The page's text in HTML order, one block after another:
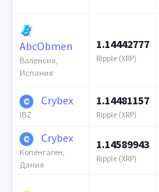
AbcObmen
Валенсия,
Испания
1.14442777
Ripple (XRP)
Crybex
IBZ
1.14481157
Ripple (XRP)
Crybex
Копенгаген,
Дания
1.14589943
Ripple (XRP)